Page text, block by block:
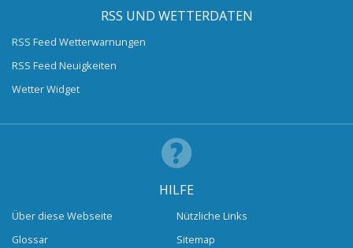
RSS UND WETTERDATEN
RSS Feed Wetterwarnungen
RSS Feed Neuigkeiten
Wetter Widget
HILFE
Über diese Webseite
Glossar
Nützliche Links
Sitemap